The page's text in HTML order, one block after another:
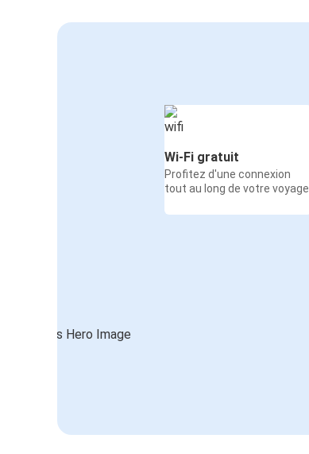
Wi-Fi gratuit
Profitez d'une connexion
tout au long de votre voyage